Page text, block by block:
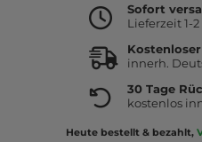
Sofort
Lieferzeit 1-
innerh.
30 Tage
kostenlos
Heute bestellt & bezahlt,